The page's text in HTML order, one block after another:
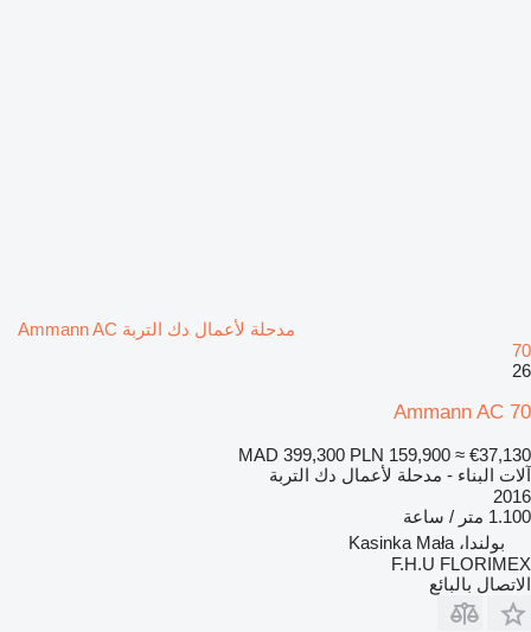
مدحلة لأعمال دك التربة Ammann AC
70
26
Ammann AC 70
MAD 399,300 PLN 159,900 ≈ €37,130
آلات البناء - مدحلة لأعمال دك التربة
2016
1.100 متر / ساعة
بولندا، Kasinka Mała
F.H.U FLORIMEX
الاتصال بالبائع